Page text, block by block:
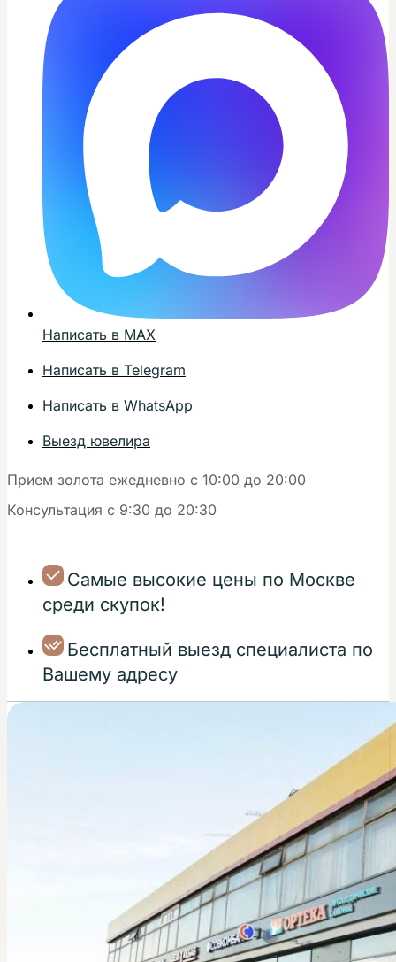
Написать в MAX
Написать в Telegram
Написать в WhatsApp
Выезд ювелира
Прием золота ежедневно с 10:00 до 20:00
Консультация с 9:30 до 20:30
Самые высокие цены по Москве
среди скупок!
Бесплатный выезд специалиста по
Вашему адресу